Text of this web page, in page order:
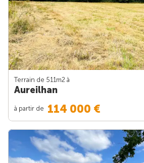
Terrain de 511m2 à
Aureilhan
à partir de 114 000 €